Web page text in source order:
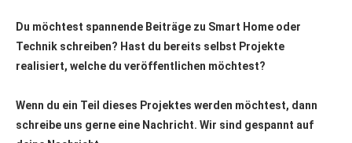
Du möchtest spannende Beiträge zu Smart Home oder
Technik schreiben? Hast du bereits selbst Projekte
realisiert, welche du veröffentlichen möchtest?
Wenn du ein Teil dieses Projektes werden möchtest, dann
schreibe uns gerne eine Nachricht. Wir sind gespannt auf